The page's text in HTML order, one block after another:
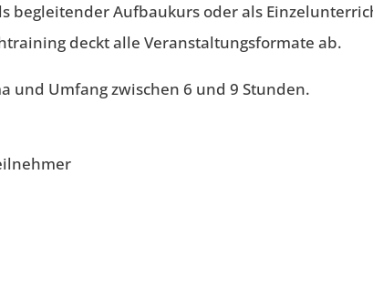
begleitender Aufbaukurs oder als
deckt alle Veranstaltungsformate ab.
und Umfang zwischen 6 und 9 Stunden.